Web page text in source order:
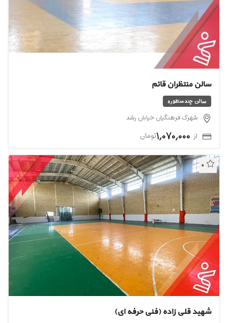
سالن منتظران قائم
سالن چندمنظوره
شهرک فرهنگیان خیابان رشد
از 1,070,000تومان
0
شهید قلی زاده (فنی حرفه ای)